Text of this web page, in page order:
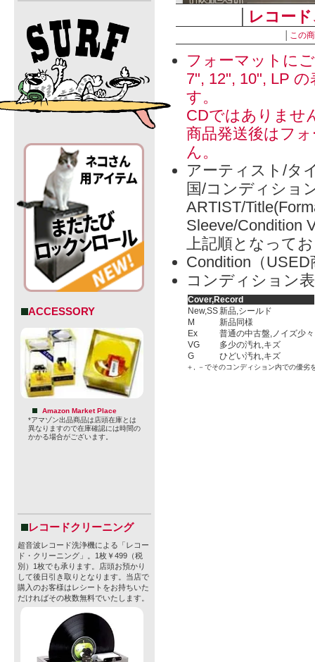
ACCESSORY
Amazon Market Place
*アマゾン出品商品は店頭在庫とは
異なりますので在庫確認には時間の
かかる場合がございます。
レコードクリーニング
超音波レコード洗浄機による「レコー
ド・クリーニング」。1枚￥499（税
別）1枚でも承ります。店頭お預かり
して後日引き取りとなります。当店で
購入のお客様はレシートをお持ちいた
だければその枚数無料でいたします。
レコー
この
フォーマットに
7", 12", 10", LP
す。
CDではありませ
商品発送後はフ
ん。
アーティスト/タ
国/コンディショ
ARTIST/
Sleeve/Condition
上記順となって
Condition（
コンディション
Cover,Record
New,SS新品,シールド
M
新品同様
Ex
普通の中古盤,ノイズ少々
VG
多少の汚れ,キズ
G
ひどい汚れ,キズ
＋, －でそのコンディション内での優劣